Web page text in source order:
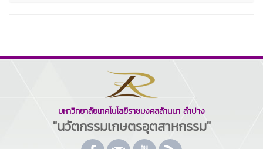
มหาวิทยาลัยเทคโนโลยีราชมงคลล้านนา ลำปาง
"นวัตกรรมเกษตรอุตสาหกรรม"